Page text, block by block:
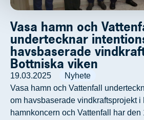
Vasa hamn och
undertecknar
havsbaserade
Bottniska viken
19.03.2025
Nyhete
Vasa hamn och Vattenfall
om havsbaserade vindkraftsprojekt i
hamnkoncern och Vattenfall har den